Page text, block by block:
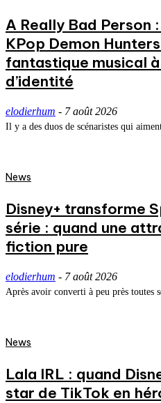
A Really Bad Person
KPop Demon
fantastique musical à
d’identité
elodierhum - 7 août 2026
Il y a des duos de scénaristes qui
News
Disney+ transforme
série : quand une
fiction pure
elodierhum - 7 août 2026
Après avoir converti à peu près toutes
News
Lala IRL : quand
star de TikTok en